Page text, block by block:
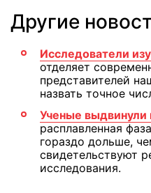
Другие
Исследователи
отделяет
представителей
назвать точное
Ученые выдвинули
расплавленная
гораздо дольше,
свидетельствуют
исследования.